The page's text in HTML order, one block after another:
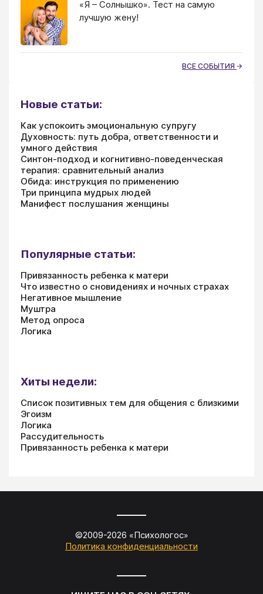
«Я – Солнышко». Тест на самую
лучшую жену!
ВСЕ СОБЫТИЯ
Новые статьи:
Как успокоить эмоциональную супругу
Духовность: путь добра, ответственности и
умного действия
Синтон-подход и когнитивно-поведенческая
терапия: сравнительный анализ
Обида: инструкция по применению
Три принципа мудрых людей
Манифест послушания женщины
Популярные статьи:
Привязанность ребенка к матери
Что известно о сновидениях и ночных страхах
Негативное мышление
Муштра
Метод опроса
Логика
Хиты недели:
Список позитивных тем для общения с близкими
Эгоизм
Логика
Рассудительность
Привязанность ребенка к матери
©2009-2026 «Психологос»
Политика конфиденциальности